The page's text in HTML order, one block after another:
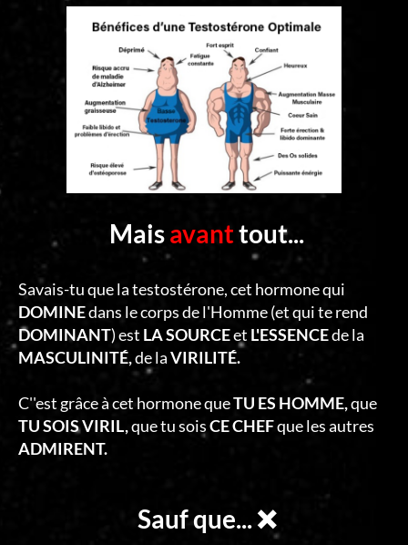
Maisavanttout...
Savais-tu que la testostérone, cet hormone qui
DOMINEdans le corps de l'Homme (et qui te rend
DOMINANT) est LA SOURCEet L'ESSENCEde la
MASCULINITÉ,de laVIRILITÉ.
C''est grâce à cet hormone queTU ES HOMME,que
TU SOIS VIRIL,que tu soisCE CHEFque les autres
ADMIRENT.
Sauf que... ❌